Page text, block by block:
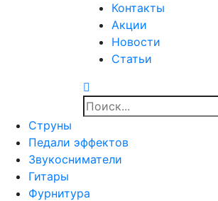
Контакты
Акции
Новости
Статьи
Струны
Педали эффектов
Звукосниматели
Гитары
Фурнитура